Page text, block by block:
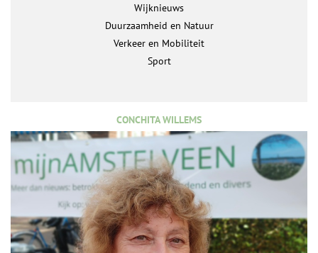
Wijknieuws
Duurzaamheid en Natuur
Verkeer en Mobiliteit
Sport
CONCHITA WILLEMS